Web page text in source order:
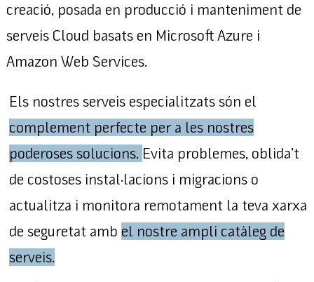
creació, posada en producció i manteniment de
serveis Cloud basats en Microsoft Azure i
Amazon Web Services.
Els nostres serveis especialitzats són el
complement perfecte per a les nostres
poderoses solucions. Evita problemes, oblida’t
de costoses instal·lacions i migracions o
actualitza i monitora remotament la teva xarxa
de seguretat amb el nostre ampli catàleg de
serveis.